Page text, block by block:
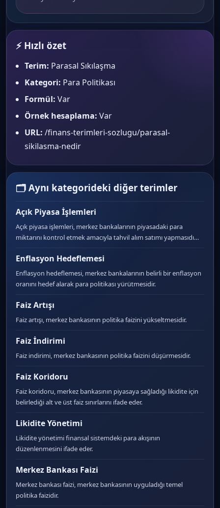
⚡ Hızlı özet
Terim: Parasal Sıkılaşma
Kategori: Para Politikası
Formül: Var
Örnek hesaplama: Var
URL: /finans-terimleri-sozlugu/parasal-
sikilasma-nedir
🗂 Aynı kategorideki diğer terimler
Açık Piyasa İşlemleri
Açık piyasa işlemleri, merkez bankalarının piyasadaki para
miktarını kontrol etmek amacıyla tahvil alım satımı yapmasıdı…
Enflasyon Hedeflemesi
Enflasyon hedeflemesi, merkez bankalarının belirli bir enflasyon
oranını hedef alarak para politikası yürütmesidir.
Faiz Artışı
Faiz artışı, merkez bankasının politika faizini yükseltmesidir.
Faiz İndirimi
Faiz indirimi, merkez bankasının politika faizini düşürmesidir.
Faiz Koridoru
Faiz koridoru, merkez bankasının piyasaya sağladığı likidite için
belirlediği alt ve üst faiz sınırlarını ifade eder.
Likidite Yönetimi
Likidite yönetimi finansal sistemdeki para akışının
düzenlenmesini ifade eder.
Merkez Bankası Faizi
Merkez bankası faizi, merkez bankasının uyguladığı temel
politika faizidir.